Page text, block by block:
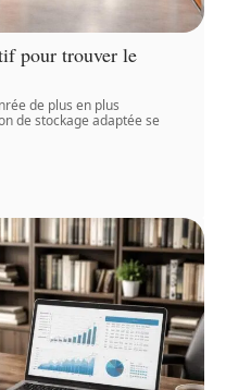
pour trouver le
de plus en plus
de stockage adaptée se